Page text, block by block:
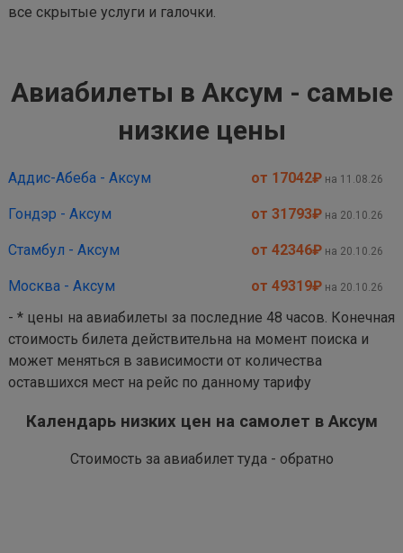
все скрытые услуги и галочки.
Авиабилеты в Аксум - самые
низкие цены
Аддис-Абеба - Аксум от 17042₽ на 11.08.26
Гондэр - Аксум от 31793₽ на 20.10.26
Стамбул - Аксум от 42346₽ на 20.10.26
Москва - Аксум от 49319₽ на 20.10.26
- * цены на авиабилеты за последние 48 часов. Конечная
стоимость билета действительна на момент поиска и
может меняться в зависимости от количества
оставшихся мест на рейс по данному тарифу
Календарь низких цен на самолет в Аксум
Стоимость за авиабилет туда - обратно